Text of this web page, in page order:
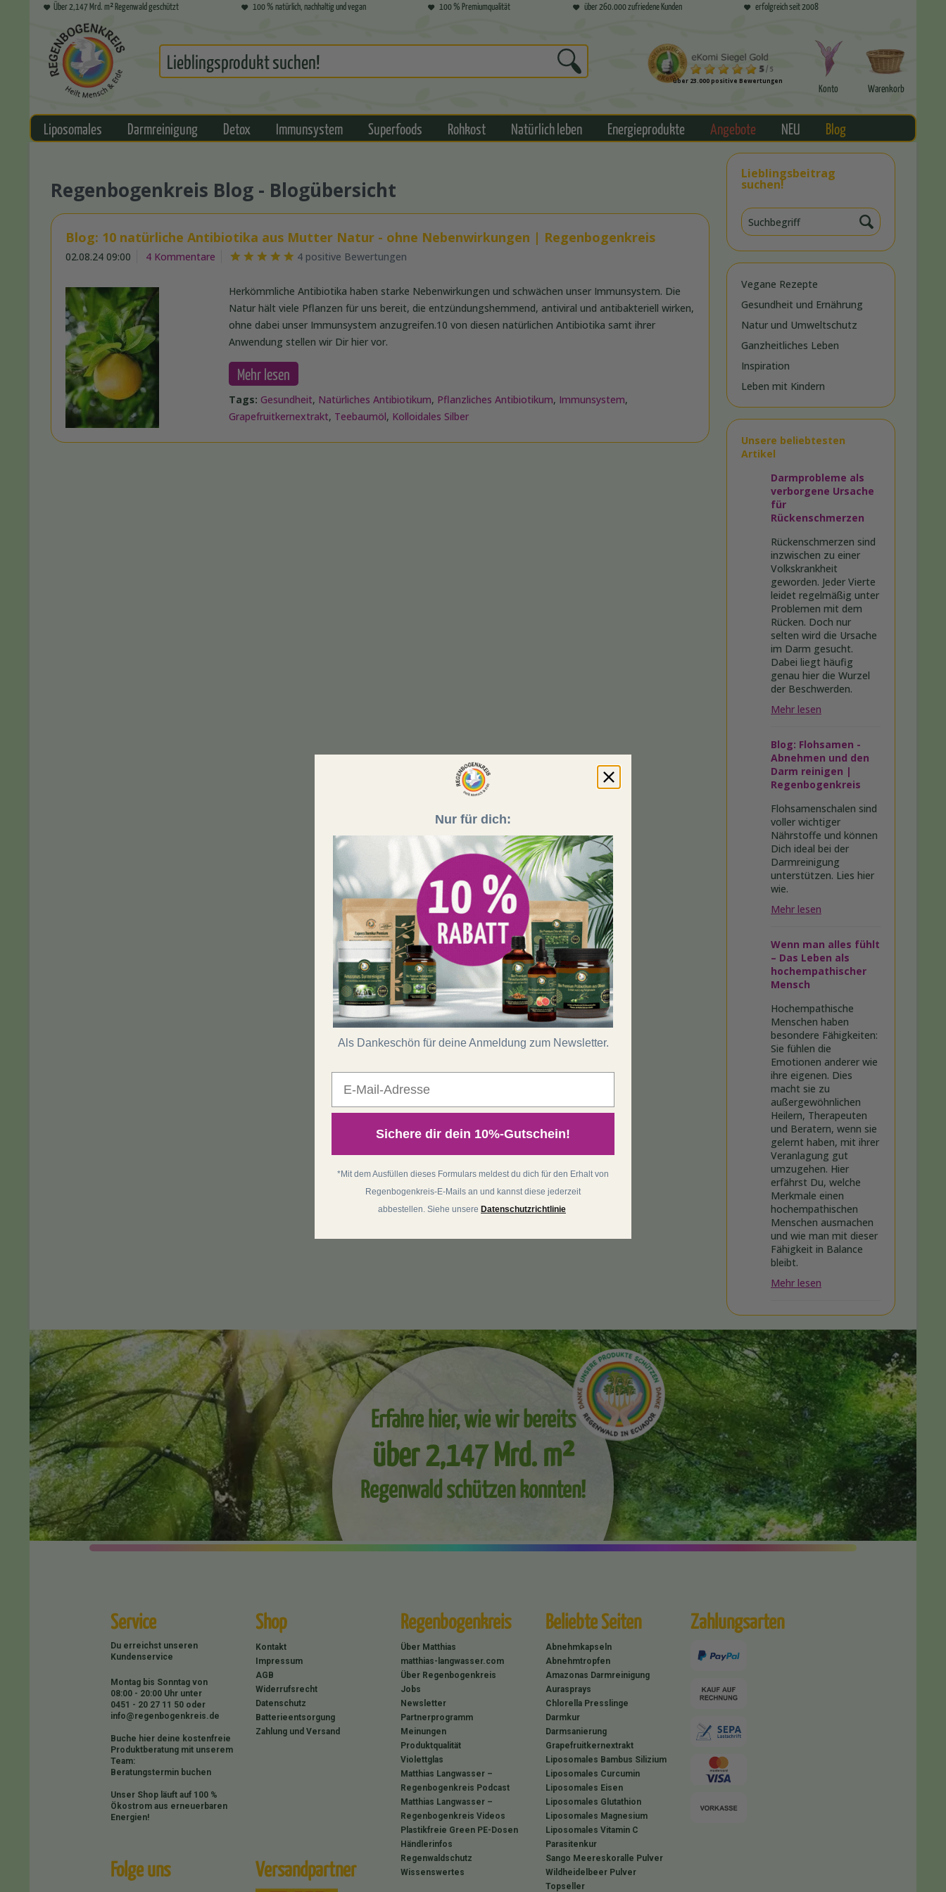
Über 2,147 Mrd. m² Regenwald geschützt 100 % natürlich, nachhaltig und vegan 100 % Premiumqualität über 260.000 zufriedene Kunden erfolgreich seit 2008
über 23.000 positive Bewertungen
Konto Warenkorb
Liposomales Darmreinigung Detox Immunsystem Superfoods Rohkost Natürlich leben Energieprodukte Angebote NEU Blog
Lieblingsbeitrag
suchen!
Vegane Rezepte
Gesundheit und Ernährung
Natur und Umweltschutz
Ganzheitliches Leben
Inspiration
Leben mit Kindern
Unsere beliebtesten
Artikel
Darmprobleme als
verborgene Ursache
für
Rückenschmerzen
Rückenschmerzen sind
inzwischen zu einer
Volkskrankheit
geworden. Jeder Vierte
leidet regelmäßig unter
Problemen mit dem
Rücken. Doch nur
selten wird die Ursache
im Darm gesucht.
Dabei liegt häufig
genau hier die Wurzel
der Beschwerden.
Mehr lesen
Blog: Flohsamen -
Abnehmen und den
Darm reinigen |
Regenbogenkreis
Flohsamenschalen sind
voller wichtiger
Nährstoffe und können
Dich ideal bei der
Darmreinigung
unterstützen. Lies hier
wie.
Mehr lesen
Wenn man alles fühlt
– Das Leben als
hochempathischer
Mensch
Hochempathische
Menschen haben
besondere Fähigkeiten:
Sie fühlen die
Emotionen anderer wie
ihre eigenen. Dies
macht sie zu
außergewöhnlichen
Heilern, Therapeuten
und Beratern, wenn sie
gelernt haben, mit ihrer
Veranlagung gut
umzugehen. Hier
erfährst Du, welche
Merkmale einen
hochempathischen
Menschen ausmachen
und wie man mit dieser
Fähigkeit in Balance
bleibt.
Mehr lesen
Regenbogenkreis Blog - Blogübersicht
Blog: 10 natürliche Antibiotika aus Mutter Natur - ohne Nebenwirkungen | Regenbogenkreis
02.08.24 09:00 4 Kommentare 4 positive Bewertungen
Herkömmliche Antibiotika haben starke Nebenwirkungen und schwächen unser Immunsystem. Die
Natur hält viele Pflanzen für uns bereit, die entzündungshemmend, antiviral und antibakteriell wirken,
ohne dabei unser Immunsystem anzugreifen.10 von diesen natürlichen Antibiotika samt ihrer
Anwendung stellen wir Dir hier vor.
Mehr lesen
Tags: Gesundheit, Natürliches Antibiotikum, Pflanzliches Antibiotikum, Immunsystem,
Grapefruitkernextrakt, Teebaumöl, Kolloidales Silber
Erfahre hier, wie wir bereits
über 2,147 Mrd. m²
Regenwald schützen konnten!
Service
Du erreichst unseren
Kundenservice
Montag bis Sonntag von
08:00 - 20:00 Uhr unter
0451 - 20 27 11 50 oder
info@regenbogenkreis.de
Buche hier deine kostenfreie
Produktberatung mit unserem
Team:
Beratungstermin buchen
Unser Shop läuft auf 100 %
Ökostrom aus erneuerbaren
Energien!
Shop
Kontakt
Impressum
AGB
Widerrufsrecht
Datenschutz
Batterieentsorgung
Zahlung und Versand
Regenbogenkreis
Über Matthias
matthias-langwasser.com
Über Regenbogenkreis
Jobs
Newsletter
Partnerprogramm
Meinungen
Produktqualität
Violettglas
Matthias Langwasser –
Regenbogenkreis Podcast
Matthias Langwasser –
Regenbogenkreis Videos
Plastikfreie Green PE-Dosen
Händlerinfos
Regenwaldschutz
Wissenswertes
Beliebte Seiten
Abnehmkapseln
Abnehmtropfen
Amazonas Darmreinigung
Aurasprays
Chlorella Presslinge
Darmkur
Darmsanierung
Grapefruitkernextrakt
Liposomales Bambus Silizium
Liposomales Curcumin
Liposomales Eisen
Liposomales Glutathion
Liposomales Magnesium
Liposomales Vitamin C
Parasitenkur
Sango Meereskoralle Pulver
Wildheidelbeer Pulver
Topseller
Zahlungsarten
Folge uns Versandpartner
Nur für dich:
Als Dankeschön für deine Anmeldung zum Newsletter.
Sichere dir dein 10%-Gutschein!
*Mit dem Ausfüllen dieses Formulars meldest du dich für den Erhalt von
Regenbogenkreis-E-Mails an und kannst diese jederzeit
abbestellen. Siehe unsere Datenschutzrichtlinie